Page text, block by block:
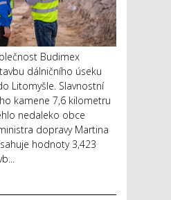
Budimex
dálničního úseku
Litomyšle. Slavnostní
kamene 7,6 kilometru
nedaleko obce
dopravy Martina
hodnoty 3,423